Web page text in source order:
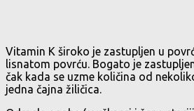
Vitamin K široko je zastupljen u
lisnatom povrću. Bogato je
čak kada se uzme količina od
jedna čajna žiličica.